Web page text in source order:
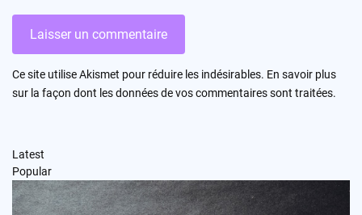
Ce site utilise Akismet pour réduire les indésirables. En savoir plus
sur la façon dont les données de vos commentaires sont traitées.
Latest
Popular